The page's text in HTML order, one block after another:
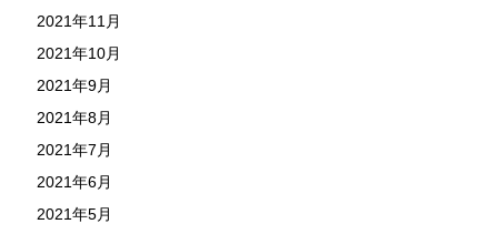
2021年11月
2021年10月
2021年9月
2021年8月
2021年7月
2021年6月
2021年5月